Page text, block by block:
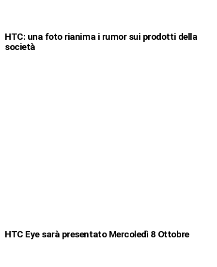
HTC: una foto rianima i rumor sui prodotti della
società
HTC Eye sarà presentato Mercoledì 8 Ottobre